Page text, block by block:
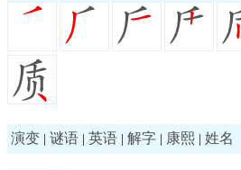
演变 | 谜语 | 英语 | 解字 | 康熙 | 姓名